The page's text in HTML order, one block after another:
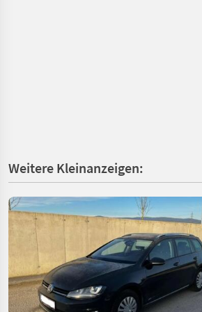
Weitere Kleinanzeigen: